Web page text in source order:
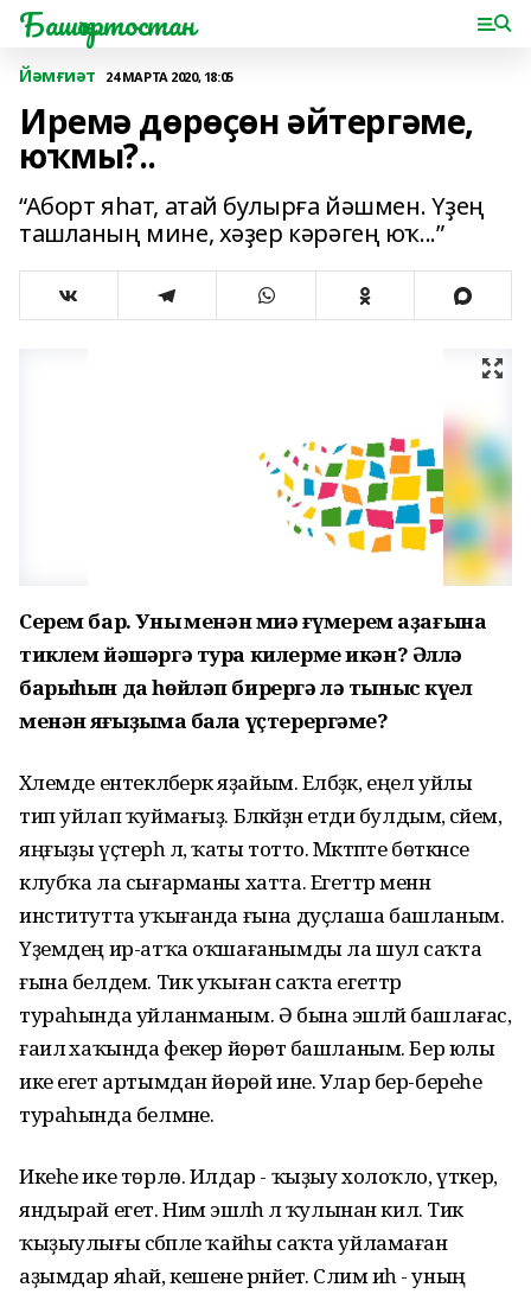
Башҡортостан
Йәмғиәт 24 МАРТА 2020, 18:05
Иремә дөрөҫөн әйтергәме,
юҡмы?..
“Аборт яһат, атай булырға йәшмен. Үҙең
ташланың мине, хәҙер кәрәгең юҡ...”
Серем бар. Уның менән миңә ғүмерем аҙағына
тиклем йәшәргә тура килерме икән? Әллә
барыһын да һөйләп бирергә лә тыныс күңел
менән яңғыҙыма бала үҫтерергәме?
Хәлемде ентекләберәк яҙайым. Елбәҙәк, еңел уйлы
тип уйлап ҡуймағыҙ. Бәләкәйҙән етди булдым, әсәйем,
яңғыҙы үҫтерһә лә, ҡаты тотто. Мәктәпте бөткәнсе
клубҡа ла сығарманы хатта. Егеттәр менән
институтта уҡығанда ғына дуҫлаша башланым.
Үҙемдең ир-атҡа оҡшағанымды ла шул саҡта
ғына белдем. Тик уҡыған саҡта егеттәр
тураһында уйланманым. Ә бына эшләй башлағас,
ғаилә хаҡында фекер йөрөтә башланым. Бер юлы
ике егет артымдан йөрөй ине. Улар бер-береһе
тураһында белмәне.
Икеһе ике төрлө. Илдар - ҡыҙыу холоҡло, үткер,
яндырай егет. Нимә эшләһә лә ҡулынан килә. Тик
ҡыҙыулығы сәбәпле ҡайһы саҡта уйламаған
аҙымдар яһай, кешене рәнйетә. Сәлим иһә - уның